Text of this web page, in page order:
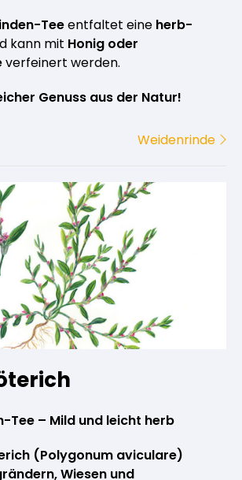
Teeentfaltet eine herb-
kann mit Honig oder
verfeinert werden.
Genuss aus der Natur!
Weidenrinde
Tee – Mild und leicht herb
(Polygonum aviculare)
Wiesen und